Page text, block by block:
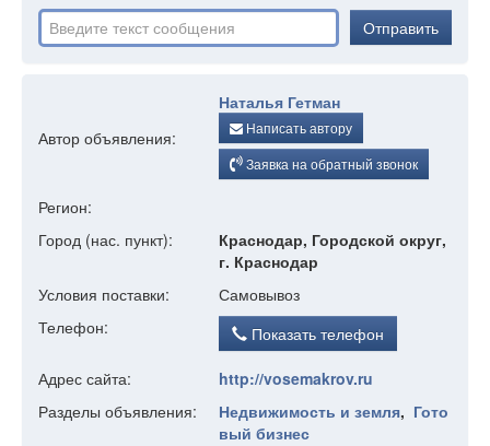
Отправить
Автор объявления:
Наталья Гетман
Написать автору
Заявка на обратный звонок
Регион:
Город (нас. пункт):
Краснодар, Городской округ,
г. Краснодар
Условия поставки:
Самовывоз
Телефон:
Показать телефон
Адрес сайта:
http://vosemakrov.ru
Разделы объявления:
Недвижимость и земля, Гото
вый бизнес